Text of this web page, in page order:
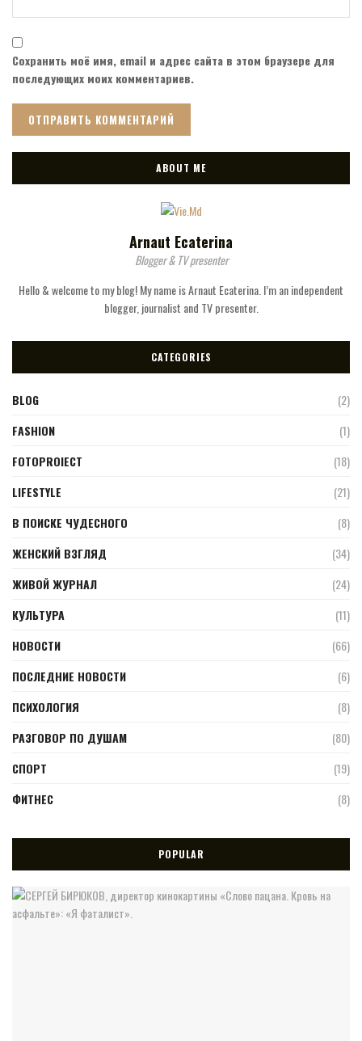
Сохранить моё имя, email и адрес сайта в этом браузере для
последующих моих комментариев.
ABOUT ME
Arnaut Ecaterina
Blogger & TV presenter
Hello & welcome to my blog! My name is Arnaut Ecaterina. I’m an independent
blogger, journalist and TV presenter.
CATEGORIES
BLOG
(2)
FASHION
(1)
FOTOPROIECT
(18)
LIFESTYLE
(21)
В ПОИСКЕ ЧУДЕСНОГО
(8)
ЖЕНСКИЙ ВЗГЛЯД
(34)
ЖИВОЙ ЖУРНАЛ
(24)
КУЛЬТУРА
(11)
НОВОСТИ
(66)
ПОСЛЕДНИЕ НОВОСТИ
(6)
ПСИХОЛОГИЯ
(8)
РАЗГОВОР ПО ДУШАМ
(80)
СПОРТ
(19)
ФИТНЕС
(8)
POPULAR